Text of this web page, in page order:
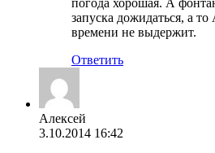
погода хорошая. А
запуска дожидаться, а
времени не выдержит.
Ответить
Алексей
3.10.2014 16:42